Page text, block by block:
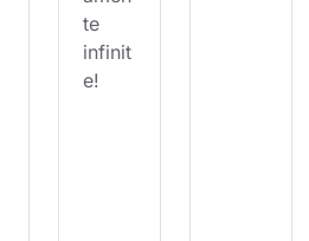
te
infinit
e!